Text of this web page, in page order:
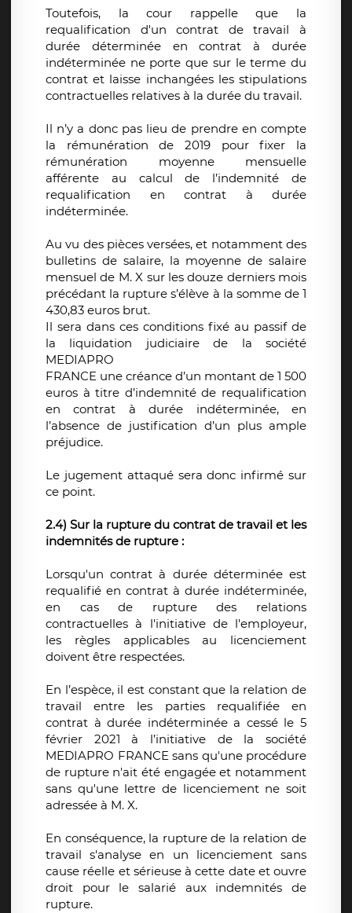
Toutefois, la cour rappelle que la
requalification d'un contrat de travail à
durée déterminée en contrat à durée
indéterminée ne porte que sur le terme du
contrat et laisse inchangées les stipulations
contractuelles relatives à la durée du travail.
Il n’y a donc pas lieu de prendre en compte
la rémunération de 2019 pour fixer la
rémunération moyenne mensuelle
afférente au calcul de l’indemnité de
requalification en contrat à durée
indéterminée.
Au vu des pièces versées, et notamment des
bulletins de salaire, la moyenne de salaire
mensuel de M. X sur les douze derniers mois
précédant la rupture s’élève à la somme de 1
430,83 euros brut.
Il sera dans ces conditions fixé au passif de
la liquidation judiciaire de la société
MEDIAPRO
FRANCE une créance d’un montant de 1 500
euros à titre d’indemnité de requalification
en contrat à durée indéterminée, en
l’absence de justification d’un plus ample
préjudice.
Le jugement attaqué sera donc infirmé sur
ce point.
2.4) Sur la rupture du contrat de travail et les
indemnités de rupture :
Lorsqu'un contrat à durée déterminée est
requalifié en contrat à durée indéterminée,
en cas de rupture des relations
contractuelles à l'initiative de l'employeur,
les règles applicables au licenciement
doivent être respectées.
En l’espèce, il est constant que la relation de
travail entre les parties requalifiée en
contrat à durée indéterminée a cessé le 5
février 2021 à l’initiative de la société
MEDIAPRO FRANCE sans qu'une procédure
de rupture n'ait été engagée et notamment
sans qu'une lettre de licenciement ne soit
adressée à M. X.
En conséquence, la rupture de la relation de
travail s'analyse en un licenciement sans
cause réelle et sérieuse à cette date et ouvre
droit pour le salarié aux indemnités de
rupture.